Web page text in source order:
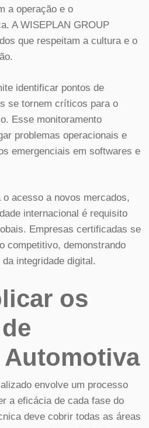
a operação e o
A WISEPLAN GROUP
que respeitam a cultura e o
identificar pontos de
se tornem críticos para o
Esse monitoramento
problemas operacionais e
emergenciais em softwares e
acesso a novos mercados,
internacional é requisito
Empresas certificadas se
competitivo, demonstrando
integridade digital.
os
Automotiva
envolve um processo
a eficácia de cada fase do
deve cobrir todas as áreas